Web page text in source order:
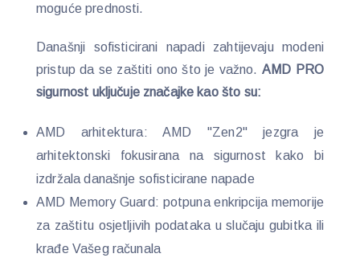
moguće prednosti.
Današnji sofisticirani napadi zahtijevaju modeni
pristup da se zaštiti ono što je važno. AMD PRO
sigurnost uključuje značajke kao što su:
AMD arhitektura: AMD "Zen2" jezgra je
arhitektonski fokusirana na sigurnost kako bi
izdržala današnje sofisticirane napade
AMD Memory Guard: potpuna enkripcija memorije
za zaštitu osjetljivih podataka u slučaju gubitka ili
krađe Vašeg računala